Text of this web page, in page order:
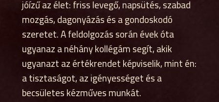
jóízű az élet: friss levegő, napsütés, szabad
mozgás, dagonyázás és a gondoskodó
szeretet. A feldolgozás során évek óta
ugyanaz a néhány kollégám segít, akik
ugyanazt az értékrendet képviselik, mint én:
a tisztaságot, az igényességet és a
becsületes kézműves munkát.